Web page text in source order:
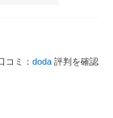
コミ： doda 評判を確認